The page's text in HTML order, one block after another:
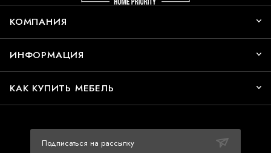
КОМПАНИЯ
ИНФОРМАЦИЯ
КАК КУПИТЬ МЕБЕЛЬ
Подписаться на рассылку